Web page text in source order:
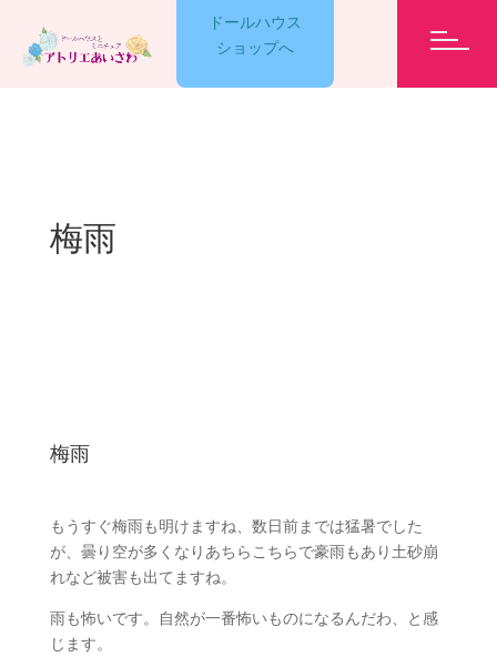
LESSON
BLOG
CONTACT
ドールハウス
ショップへ
梅雨
梅雨
もうすぐ梅雨も明けますね、数日前までは猛暑でした
が、曇り空が多くなりあちらこちらで豪雨もあり土砂崩
れなど被害も出てますね。
雨も怖いです。自然が一番怖いものになるんだわ、と感
じます。